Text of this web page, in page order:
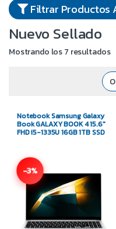
Filtrar Productos
Nuevo Sellado
Mostrando los 7 resultados
Notebook Samsung Galaxy
Book GALAXY BOOK 4 15.6″
FHD i5-1335U 16GB 1TB SSD
-3%